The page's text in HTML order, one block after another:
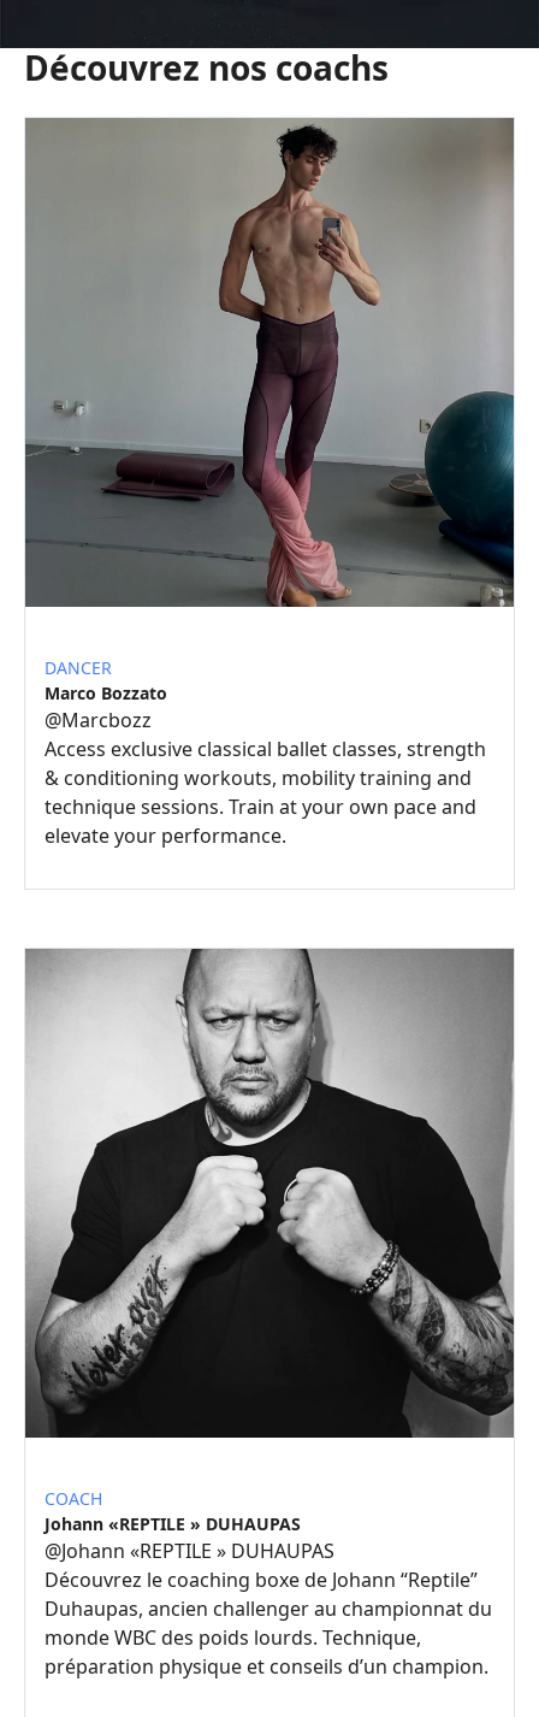
Découvrez nos coachs
DANCER
Marco Bozzato
@Marcbozz
Access exclusive classical ballet classes, strength
& conditioning workouts, mobility training and
technique sessions. Train at your own pace and
elevate your performance.
COACH
Johann «REPTILE » DUHAUPAS
@Johann «REPTILE » DUHAUPAS
Découvrez le coaching boxe de Johann “Reptile”
Duhaupas, ancien challenger au championnat du
monde WBC des poids lourds. Technique,
préparation physique et conseils d’un champion.